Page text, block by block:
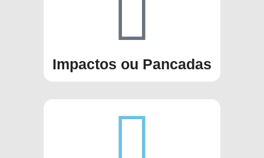
Impactos ou Pancadas